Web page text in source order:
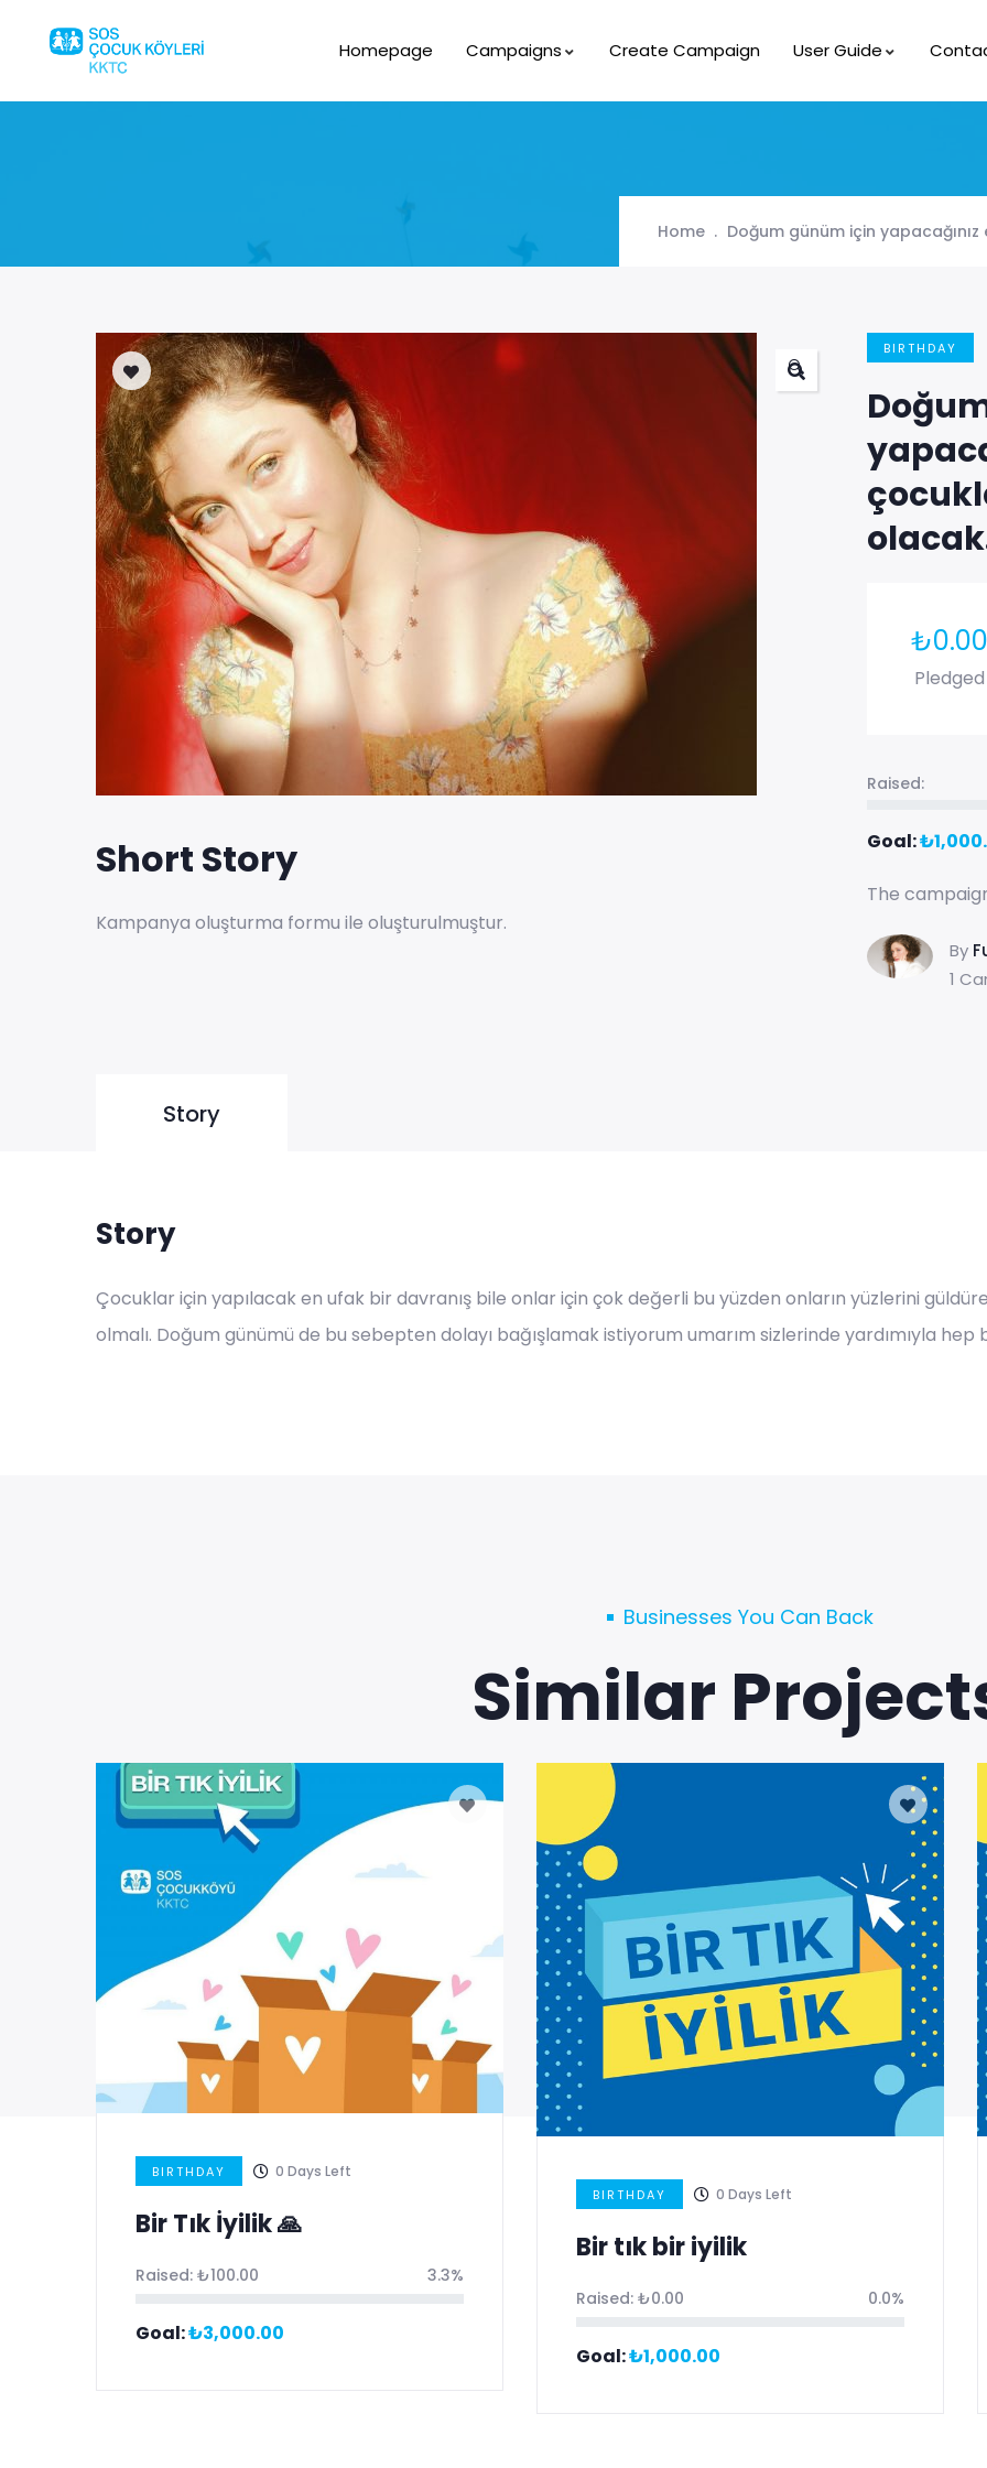
Homepage Campaigns Create Campaign User Guide
Home Doğum günüm için
🔍
Short Story
Kampanya oluşturma formu ile oluşturulmuştur.
BIRTHDAY
₺
Pledged
Raised:
Goal:₺
The
By
1
Story
Story
Çocuklar için yapılacak en ufak bir davranış bile onlar için çok değerli bu yüzden onların yüzlerini
olmalı. Doğum günümü de bu sebepten dolayı bağışlamak istiyorum umarım sizlerinde yardımıyla
Businesses You Can Back
Similar
BIRTHDAY 0 Days Left
Bir Tık İyilik 🙏
Raised: ₺100.00 3.3%
Goal:₺3,000.00
BIRTHDAY 0 Days Left
Bir tık bir iyilik
Raised: ₺0.00 0.0%
Goal:₺1,000.00